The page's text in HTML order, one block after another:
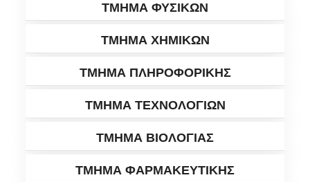
ΤΜΗΜΑ ΦΥΣΙΚΩΝ
ΤΜΗΜΑ ΧΗΜΙΚΩΝ
ΤΜΗΜΑ ΠΛΗΡΟΦΟΡΙΚΗΣ
ΤΜΗΜΑ ΤΕΧΝΟΛΟΓΙΩΝ
ΤΜΗΜΑ ΒΙΟΛΟΓΙΑΣ
ΤΜΗΜΑ ΦΑΡΜΑΚΕΥΤΙΚΗΣ